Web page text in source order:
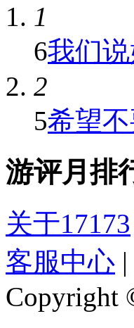
1
6我们
2
5希望
游评月排
关于17173
客服中心 |
Copyright